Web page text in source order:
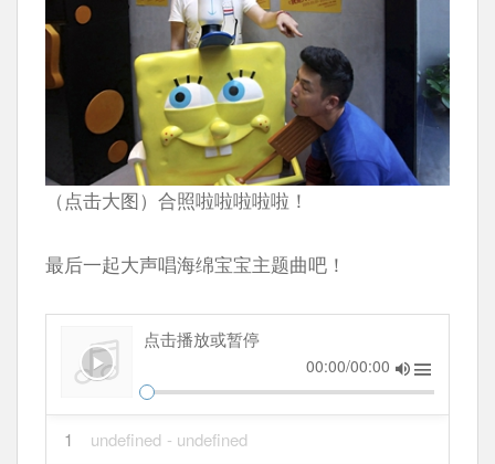
（点击大图）合照啦啦啦啦啦！
最后一起大声唱海绵宝宝主题曲吧！
点击播放或暂停
00:00/00:00
1 undefined - undefined